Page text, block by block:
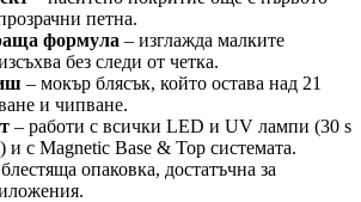
петна.
формула – изглажда малките
без следи от четка.
– мокър блясък, който остава над 21
и чипване.
– работи с всички LED и UV лампи (30 s
с Magnetic Base & Top системата.
опаковка, достатъчна за